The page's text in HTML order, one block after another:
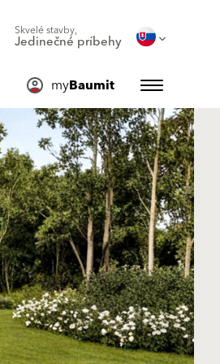
Skvelé stavby,
Jedinečné príbehy
myBaumit